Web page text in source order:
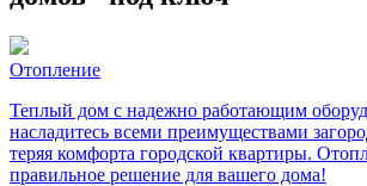
Отопление
Теплый дом с надежно работающим
насладитесь всеми преимуществами
теряя комфорта городской квартиры.
правильное решение для вашего дома!